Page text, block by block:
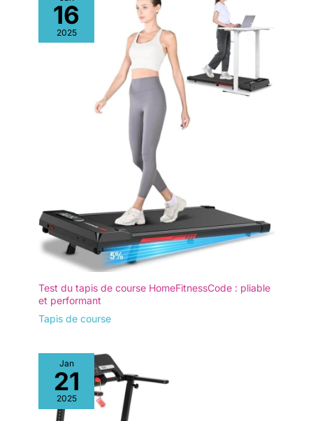
canapé, sous une table
ou sous un lit.
sportive tout en travaillant, en
regardant la télévision ou en
vous relaxant chez vous. Le
tapis de marche compact
indispensable. 【Facile à
ranger】: Grâce à ses roulettes
intégrées, vous pouvez le
déplacer sans effort vers le
bureau, la chambre ou toute
autre pièce. Son encombrement
réduit permet une installation
16
2025
Test du tapis de course HomeFitnessCode : pliable
et performant
Tapis de course
Jan
21
2025